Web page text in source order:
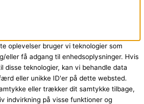
oplevelser bruger vi teknologier som
eller få adgang til enhedsoplysninger. Hvis
disse teknologier, kan vi behandle data
eller unikke ID'er på dette websted.
eller trækker dit samtykke tilbage,
indvirkning på visse funktioner og